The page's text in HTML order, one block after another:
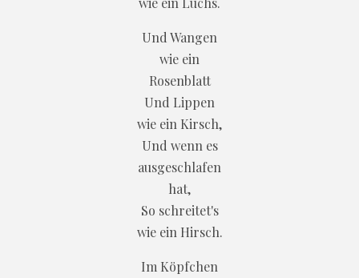
Und Wangen
wie ein
Rosenblatt
Und Lippen
wie ein Kirsch,
Und wenn es
ausgeschlafen
hat,
So schreitet's
wie ein Hirsch.
Im Köpfchen